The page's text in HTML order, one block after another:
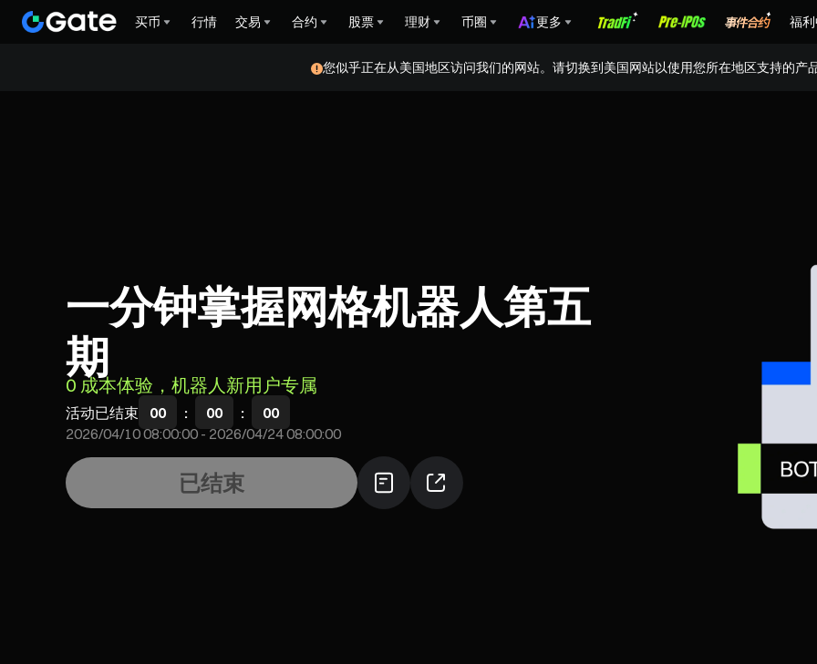
买币 行情 交易 合约 股票 理财 币圈 更多 福
您似乎正在从美国地区访问我们的网站。请切换到美国网站以使用您所在地区支持的产
一分钟掌握网格机器人第五
期
0 成本体验，机器人新用户专属
活动已结束 00 : 00 :
00
2026/04/10 08:00:00-2026/04/24 08:00:00
已结束